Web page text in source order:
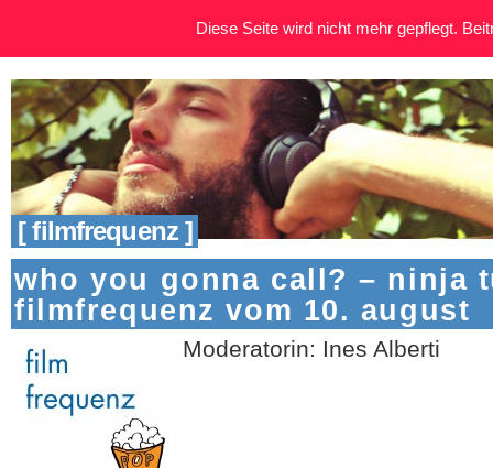
[ filmfrequenz ]
who you gonna call? – ninja
filmfrequenz vom 10. august
Moderatorin: Ines Alberti
Diese Seite wird nicht mehr gepflegt.